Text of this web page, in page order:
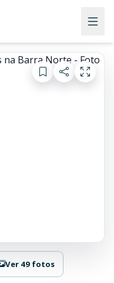
Ver 49 fotos